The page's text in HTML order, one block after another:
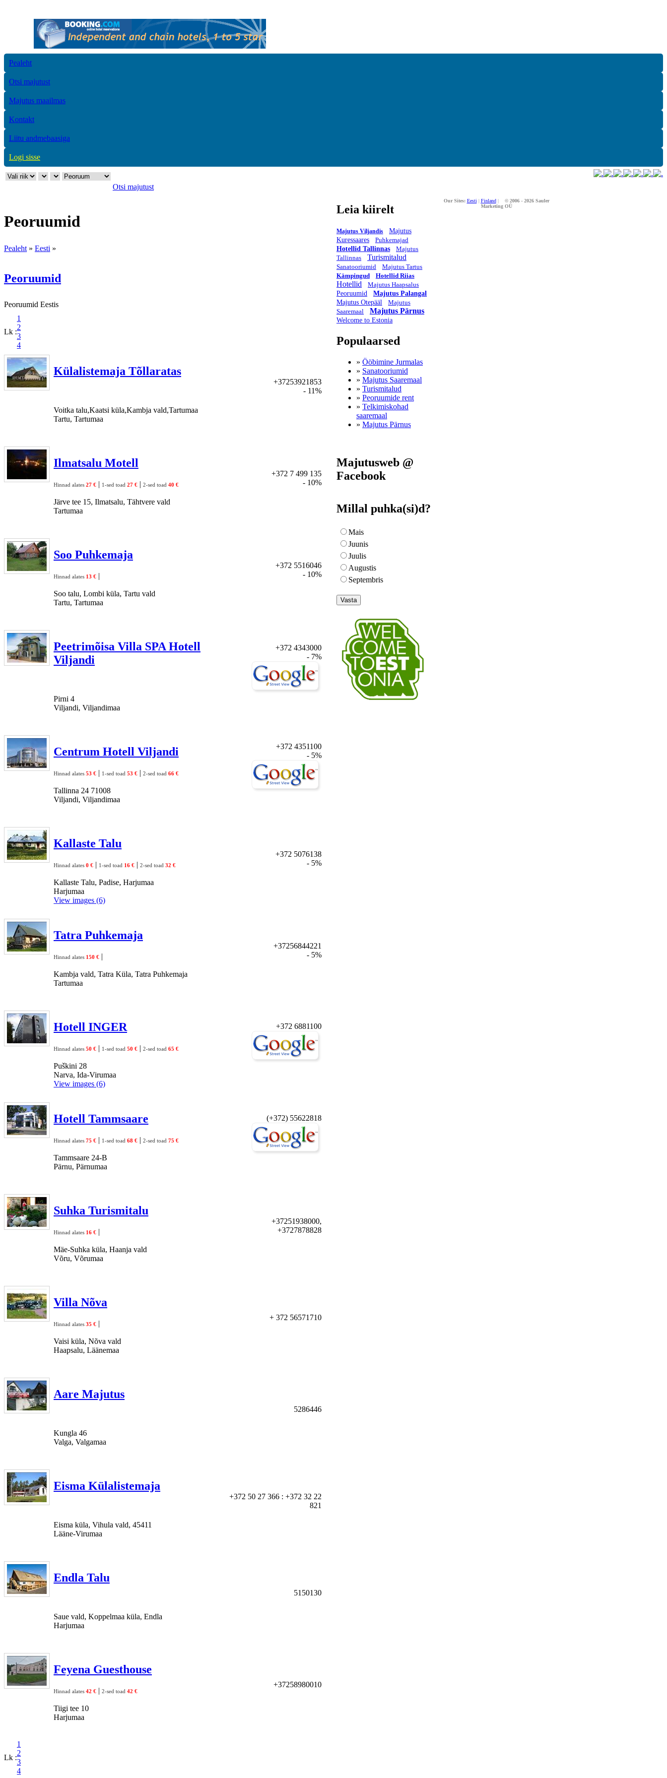
Pealeht
Otsi majutust
Majutus maailmas
Kontakt
Liitu andmebaasiga
Logi sisse
Otsi majutust
Peoruumid
Pealeht » Eesti »
Peoruumid
Peoruumid Eestis
Lk :
1
2
3
4
Külalistemaja Tõllaratas
Voitka talu,Kaatsi küla,Kambja vald,Tartumaa
Tartu, Tartumaa
+37253921853
- 11%
Ilmatsalu Motell
Hinnad alates 27 € | 1-sed toad 27 € | 2-sed toad 40 €
Järve tee 15, Ilmatsalu, Tähtvere vald
Tartumaa
+372 7 499 135
- 10%
Soo Puhkemaja
Hinnad alates 13 € |
Soo talu, Lombi küla, Tartu vald
Tartu, Tartumaa
+372 5516046
- 10%
Peetrimõisa Villa SPA Hotell
Viljandi
Pirni 4
Viljandi, Viljandimaa
+372 4343000
- 7%
Centrum Hotell Viljandi
Hinnad alates 53 € | 1-sed toad 53 € | 2-sed toad 66 €
Tallinna 24 71008
Viljandi, Viljandimaa
+372 4351100
- 5%
Kallaste Talu
Hinnad alates 0 € | 1-sed toad 16 € | 2-sed toad 32 €
Kallaste Talu, Padise, Harjumaa
Harjumaa
+372 5076138
- 5%
View images (6)
Tatra Puhkemaja
Hinnad alates 150 € |
Kambja vald, Tatra Küla, Tatra Puhkemaja
Tartumaa
+37256844221
- 5%
Hotell INGER
Hinnad alates 50 € | 1-sed toad 50 € | 2-sed toad 65 €
Puškini 28
Narva, Ida-Virumaa
+372 6881100
View images (6)
Hotell Tammsaare
Hinnad alates 75 € | 1-sed toad 68 € | 2-sed toad 75 €
Tammsaare 24-B
Pärnu, Pärnumaa
(+372) 55622818
Suhka Turismitalu
Hinnad alates 16 € |
Mäe-Suhka küla, Haanja vald
Võru, Võrumaa
+37251938000,
+3727878828
Villa Nõva
Hinnad alates 35 € |
Vaisi küla, Nõva vald
Haapsalu, Läänemaa
+ 372 56571710
Aare Majutus
Kungla 46
Valga, Valgamaa
5286446
Eisma Külalistemaja
Eisma küla, Vihula vald, 45411
Lääne-Virumaa
+372 50 27 366 : +372 32 22
821
Endla Talu
Saue vald, Koppelmaa küla, Endla
Harjumaa
5150130
Feyena Guesthouse
Hinnad alates 42 € | 2-sed toad 42 €
Tiigi tee 10
Harjumaa
+37258980010
Lk :
1
2
3
4
Leia kiirelt
Majutus Viljandis
Majutus
Kuressaares
Puhkemajad
Hotellid Tallinnas
Majutus
Tallinnas
Turismitalud
Sanatooriumid
Majutus Tartus
Kämpingud
Hotellid Riias
Hotellid
Majutus Haapsalus
Peoruumid
Majutus Palangal
Majutus Otepääl
Majutus
Saaremaal
Majutus Pärnus
Welcome to Estonia
Populaarsed
» Ööbimine Jurmalas
» Sanatooriumid
» Majutus Saaremaal
» Turismitalud
» Peoruumide rent
» Telkimiskohad
saaremaal
» Majutus Pärnus
Majutusweb @
Facebook
Millal puhka(si)d?
Mais
Juunis
Juulis
Augustis
Septembris
Our Sites: Eesti | Finland| © 2006 - 2026 Sauler
Marketing OÜ